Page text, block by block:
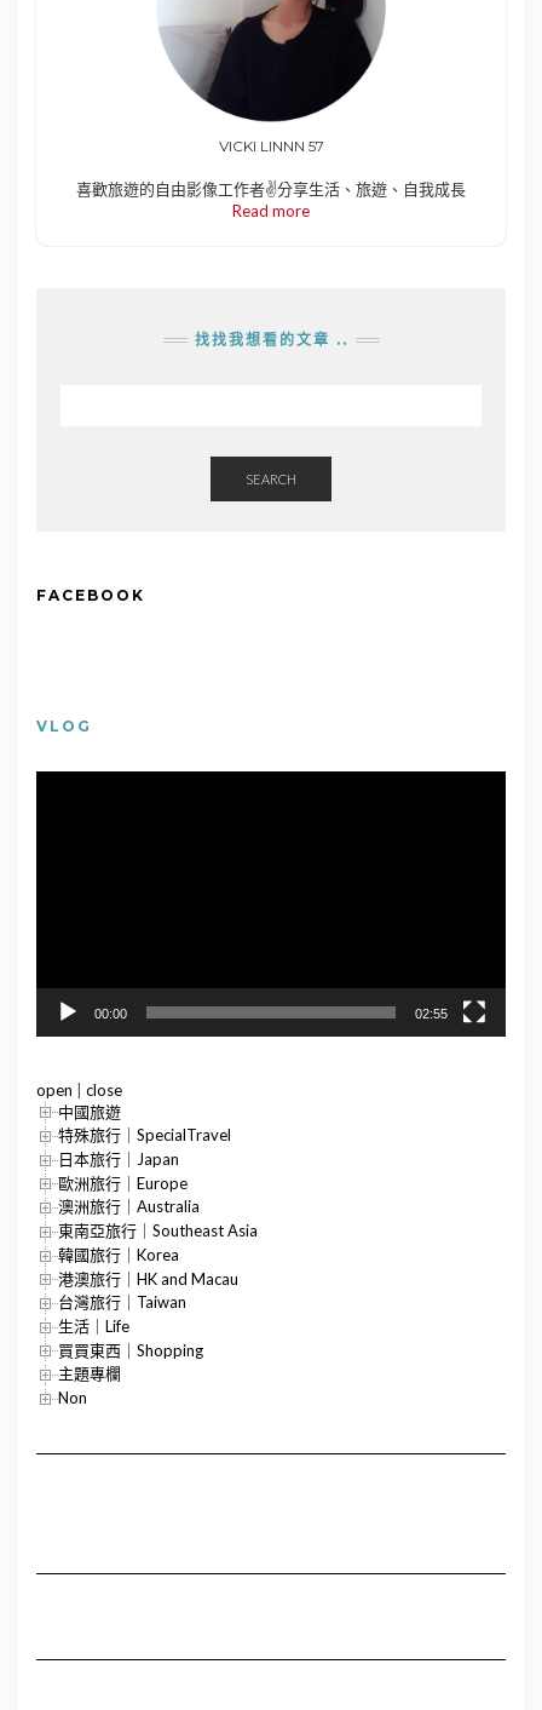
VICKI LINNN 57
喜歡旅遊的自由影像工作者✌️分享生活、旅遊、自我成長
Read more
找找我想看的文章 ..
SEARCH
FACEBOOK
VLOG
00:00 02:55
open
close
中國旅遊
特殊旅行｜SpecialTravel
日本旅行｜Japan
歐洲旅行｜Europe
澳洲旅行｜Australia
東南亞旅行｜Southeast Asia
韓國旅行｜Korea
港澳旅行｜HK and Macau
台灣旅行｜Taiwan
生活｜Life
買買東西｜Shopping
主題專欄
Non